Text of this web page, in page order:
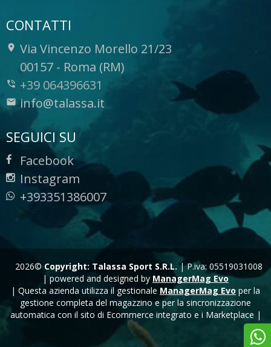
CONTATTI
Via Vincenzo Morello 21/23
-
00157 - Roma (RM)
+39 064396631
info@talassa.it
SEGUICI SU
Facebook
Instagram
+393351386007
2026© Copyright: Talassa Sport S.R.L. |P.iva: 05519031008
| powered and designed by ManagerMag Evo
| Questa azienda utilizza il gestionale ManagerMag Evo per la
gestione completa del magazzino e per la sincronizzazione
automatica con il sito di Ecommerce integrato e i Marketplace |